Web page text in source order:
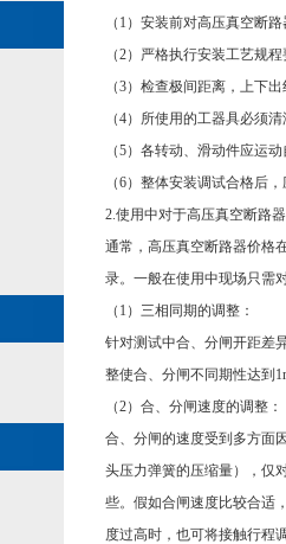
（1）安装前对高压真空断
（2）严格执行安装工艺规
（3）检查极间距离，上下
（4）所使用的工器具必须
（5）各转动、滑动件应运
（6）整体安装调试合格后
2.使用中对于高压真空断路
通常，高压真空断路器价格
录。一般在使用中现场只需
（1）三相同期的调整：
针对测试中合、分闸开距差
整使合、分闸不同期性达到
（2）合、分闸速度的调整：
合、分闸的速度受到多方面
头压力弹簧的压缩量），仅
些。假如合闸速度比较合适
度过高时，也可将接触行程